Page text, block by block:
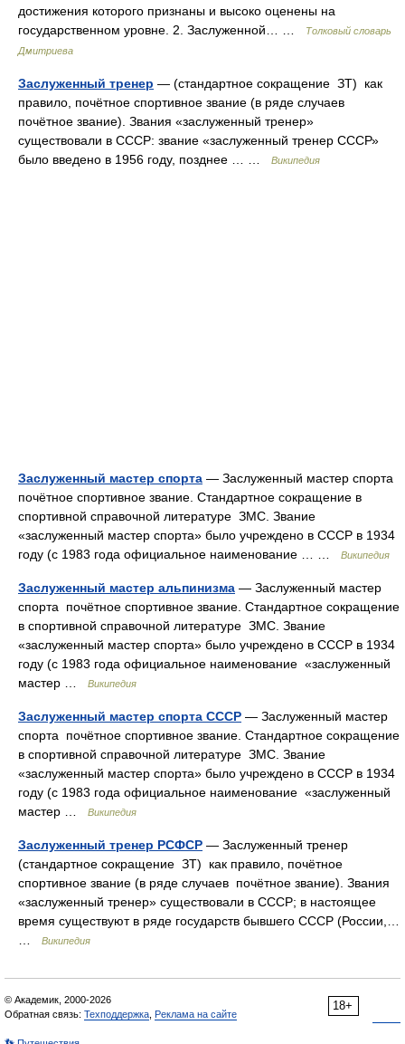
достижения которого признаны и высоко оценены на
государственном уровне. 2. Заслуженной… …
Толковый словарь
Дмитриева
Заслуженный тренер — (стандартное сокращение ЗТ) как
правило, почётное спортивное звание (в ряде случаев
почётное звание). Звания «заслуженный тренер»
существовали в СССР: звание «заслуженный тренер СССР»
было введено в 1956 году, позднее … …
Википедия
Заслуженный мастер спорта — Заслуженный мастер спорта
почётное спортивное звание. Стандартное сокращение в
спортивной справочной литературе ЗМС. Звание
«заслуженный мастер спорта» было учреждено в СССР в 1934
году (с 1983 года официальное наименование … …
Википедия
Заслуженный мастер альпинизма — Заслуженный мастер
спорта почётное спортивное звание. Стандартное сокращение
в спортивной справочной литературе ЗМС. Звание
«заслуженный мастер спорта» было учреждено в СССР в 1934
году (с 1983 года официальное наименование «заслуженный
мастер …
Википедия
Заслуженный мастер спорта СССР — Заслуженный мастер
спорта почётное спортивное звание. Стандартное сокращение
в спортивной справочной литературе ЗМС. Звание
«заслуженный мастер спорта» было учреждено в СССР в 1934
году (с 1983 года официальное наименование «заслуженный
мастер …
Википедия
Заслуженный тренер РСФСР — Заслуженный тренер
(стандартное сокращение ЗТ) как правило, почётное
спортивное звание (в ряде случаев почётное звание). Звания
«заслуженный тренер» существовали в СССР; в настоящее
время существуют в ряде государств бывшего СССР (России,…
Википедия
18+
© Академик, 2000-2026
Обратная связь: Техподдержка Реклама на сайте